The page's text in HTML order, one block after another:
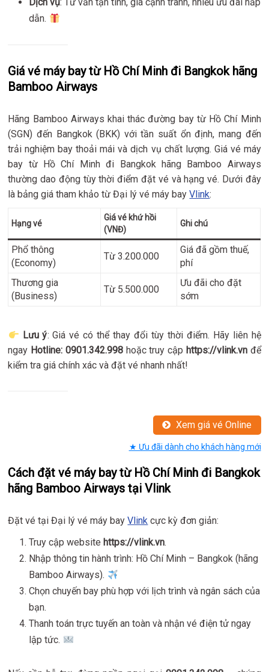
dẫn.
Giá vé máy bay từ Hồ Chí Minh đi Bangkok hãng
Bamboo Airways
Hãng Bamboo Airways khai thác đường bay từ Hồ Chí Minh
(SGN) đến Bangkok (BKK) với tần suất ổn định, mang đến
trải nghiệm bay thoải mái và dịch vụ chất lượng. Giá vé máy
bay từ Hồ Chí Minh đi Bangkok hãng Bamboo Airways
thường dao động tùy thời điểm đặt vé và hạng vé. Dưới đây
là bảng giá tham khảo từ Đại lý vé máy bayVlink:
Hạng vé
Giá vé khứ hồi
(VNĐ)
Ghi chú
Phổ thông
(Economy)
Từ 3.200.000
Giá đã gồm thuế,
phí
Thương gia
(Business)
Từ 5.500.000
Ưu đãi cho đặt
sớm
Lưu ý: Giá vé có thể thay đổi tùy thời điểm. Hãy liên hệ
ngay Hotline: 0901.342.998hoặc truy cập https://vlink.vnđể
kiểm tra giá chính xác và đặt vé nhanh nhất!
Xem giá vé Online
★ Ưu đãi dành cho khách hàng mới
Cách đặt vé máy bay từ Hồ Chí Minh đi Bangkok
hãng Bamboo Airways tại Vlink
Đặt vé tại Đại lý vé máy bayVlink cực kỳ đơn giản:
Truy cập website https://vlink.vn.
Nhập thông tin hành trình: Hồ Chí Minh – Bangkok (hãng
Bamboo Airways).
Chọn chuyến bay phù hợp với lịch trình và ngân sách của
bạn.
Thanh toán trực tuyến an toàn và nhận vé điện tử ngay
lập tức.